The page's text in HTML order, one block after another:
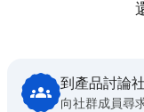
到產品討論
向社群成員尋